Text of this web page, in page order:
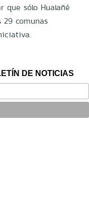
que sólo Hualañé
comunas
DE NOTICIAS